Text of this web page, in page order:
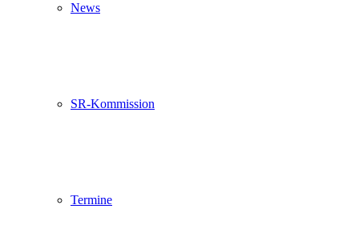
News
SR-Kommission
Termine